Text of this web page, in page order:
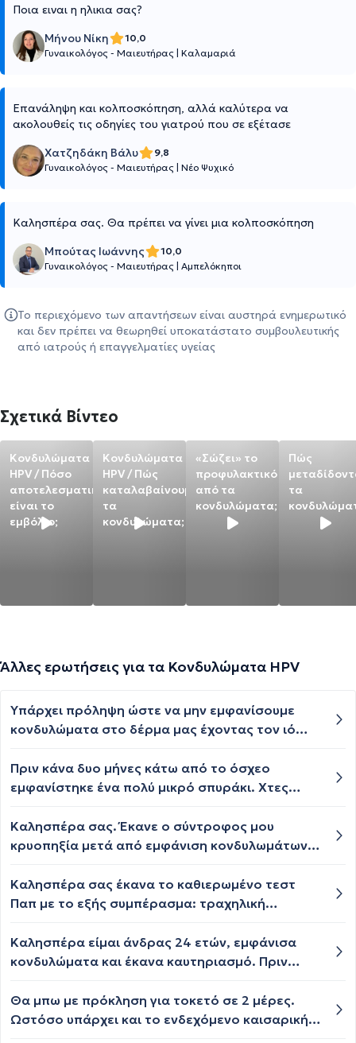
Ποια ειναι η ηλικια σας?
Μήνου Νίκη
10,0
Γυναικολόγος - Μαιευτήρας Καλαμαριά
Επανάληψη και κολποσκόπηση, αλλά καλύτερα να
ακολουθείς τις οδηγίες του γιατρού που σε εξέτασε
Χατζηδάκη Βάλυ
9,8
Γυναικολόγος - Μαιευτήρας Νέο Ψυχικό
Καλησπέρα σας. Θα πρέπει να γίνει μια κολποσκόπηση
Μπούτας Ιωάννης
10,0
Γυναικολόγος - Μαιευτήρας Αμπελόκηποι
Το περιεχόμενο των απαντήσεων είναι αυστηρά ενημερωτικό
και δεν πρέπει να θεωρηθεί υποκατάστατο συμβουλευτικής
από ιατρούς ή επαγγελματίες υγείας
Σχετικά Βίντεο
Κονδυλώματα
HPV / Πόσο
αποτελεσματικό
είναι το
εμβόλιο;
Κονδυλώματα
HPV / Πώς
καταλαβαίνουμε
τα
κονδυλώματα;
«Σώζει» το
προφυλακτικό
από τα
κονδυλώματα;
Πώς
τα
Άλλες ερωτήσεις για τα Κονδυλώματα HPV
Υπάρχει πρόληψη ώστε να μην εμφανίσουμε
κονδυλώματα στο δέρμα μας έχοντας τον ιό
εμφανίσουμε..?
Πριν κάνα δυο μήνες κάτω από το όσχεο
εμφανίστηκε ένα πολύ μικρό σπυράκι. Χτες
φαίνεται άσπρο μέσα σαν να έχει πύον.......
Εννοείται ότι θα πάω στο γιατρό (δερματολόγο
μπορώ να κλείσω ραντεβού για σήμερα και
είμαι λίγο αγχωμένος θα ήθελα κάποιες
μπορεί να είναι βάση βιβλιογραφίας)
ευχαριστώ.
Καλησπέρα σας. Έκανε ο σύντροφος μου
κρυοπηξία μετά από εμφάνιση κονδυλωμάτων.
σεξουαλική επαφή;
Καλησπέρα σας έκανα το καθιερωμένο τεστ
Παπ με το εξής συμπέρασμα: τραχηλική
βαθμού (CIN I-II) και HPV λοίμωξη του τραχήλου.
Και από κάτω με αστερίσκο γράφει
μήτρας (HSIL) * Ταξινόμηση και κατά Bethesda
2014 Να προσθέσω ότι μέχρι τώρα είχα καθαρά
Καλησπέρα είμαι άνδρας 24 ετών, εμφάνισα
κονδυλώματα και έκανα καυτηριασμό. Πριν
περιοχή και μάτωσε λίγο, υπάρχει περίπτωση
να έχει μολυνθεί το γύρω σημείο και να
Θα μπω με πρόκληση για τοκετό σε 2 μέρες.
Ωστόσο υπάρχει και το ενδεχόμενο καισαρικής